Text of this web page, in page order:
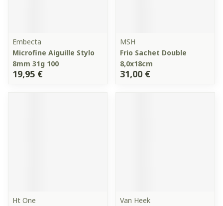
Embecta
Microfine Aiguille Stylo
8mm 31g 100
19,95 €
MSH
Frio Sachet Double
8,0x18cm
31,00 €
Ht One
Van Heek